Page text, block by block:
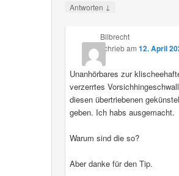
Antworten ↓
Bilbrecht
schriebam 12. April
Unanhörbares zur
verzerrtes
diesen übertriebenen
geben. Ich habs ausgemacht.
Warum sind die so?
Aber danke für den Tip.